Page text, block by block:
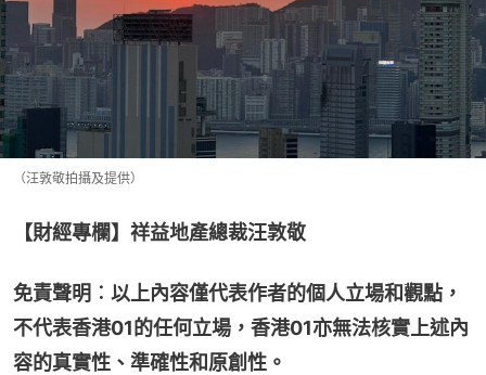
（汪敦敬拍攝及提供）
【財經專欄】祥益地產總裁汪敦敬
免責聲明︰以上內容僅代表作者的個人立場和觀點，
不代表香港01的任何立場，香港01亦無法核實上述內
容的真實性、準確性和原創性。